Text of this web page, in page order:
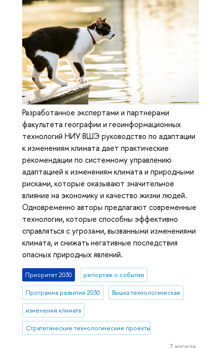
Разработанное экспертами и партнерами
факультета географии и геоинформационных
технологий НИУ ВШЭ руководство по адаптации
к изменениям климата дает практические
рекомендации по системному управлению
адаптацией к изменениям климата и природными
рисками, которые оказывают значительное
влияние на экономику и качество жизни людей.
Одновременно авторы предлагают современные
технологии, которые способны эффективно
справляться с угрозами, вызванными изменениями
климата, и снижать негативные последствия
опасных природных явлений.
Приоритет 2030 репортаж о событии
Программа развития 2030 Вышка технологическая
изменения климата
Стратегические технологические проекты
7 апреля